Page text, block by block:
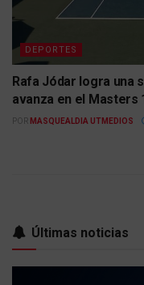
DEPORTES
Rafa Jódar logra una
avanza en el Masters
POR MASQUEALDIA UTMEDIOS
Últimas noticias